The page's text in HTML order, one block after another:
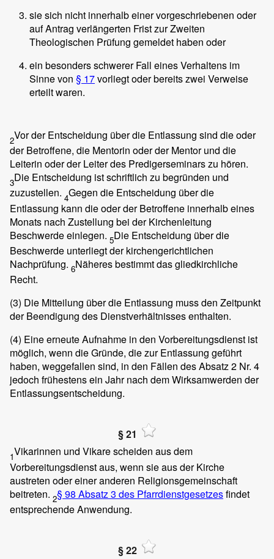
sie sich nicht innerhalb einer vorgeschriebenen oder
auf Antrag verlängerten Frist zur Zweiten
Theologischen Prüfung gemeldet haben oder
ein besonders schwerer Fall eines Verhaltens im
Sinne von § 17vorliegt oder bereits zwei Verweise
erteilt waren.
2Vor der Entscheidung über die Entlassung sind die oder
der Betroffene, die Mentorin oder der Mentor und die
Leiterin oder der Leiter des Predigerseminars zu hören.
3Die Entscheidung ist schriftlich zu begründen und
zuzustellen. 4Gegen die Entscheidung über die
Entlassung kann die oder der Betroffene innerhalb eines
Monats nach Zustellung bei der Kirchenleitung
Beschwerde einlegen. 5Die Entscheidung über die
Beschwerde unterliegt der kirchengerichtlichen
Nachprüfung. 6Näheres bestimmt das gliedkirchliche
Recht.
(3) Die Mitteilung über die Entlassung muss den Zeitpunkt
der Beendigung des Dienstverhältnisses enthalten.
(4) Eine erneute Aufnahme in den Vorbereitungsdienst ist
möglich, wenn die Gründe, die zur Entlassung geführt
haben, weggefallen sind, in den Fällen des Absatz 2 Nr. 4
jedoch frühestens ein Jahr nach dem Wirksamwerden der
Entlassungsentscheidung.
§ 21
1Vikarinnen und Vikare scheiden aus dem
Vorbereitungsdienst aus, wenn sie aus der Kirche
austreten oder einer anderen Religionsgemeinschaft
beitreten. 2§ 98 Absatz 3 des Pfarrdienstgesetzesfindet
entsprechende Anwendung.
§ 22